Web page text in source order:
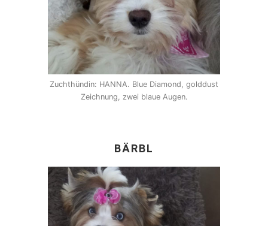
Zuchthündin: HANNA. Blue Diamond, golddust
Zeichnung, zwei blaue Augen.
BÄRBL